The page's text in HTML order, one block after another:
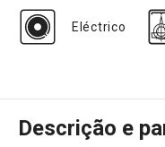
Eléctrico
Descrição e